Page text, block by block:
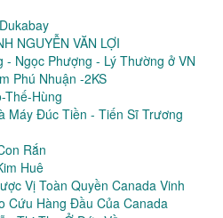
NGUYỄN VĂN LỢI
- Ngọc Phượng - Lý Thường ở VN
Phú Nhuận -2KS
Thế-Hùng
Máy Đúc Tiền - Tiến Sĩ Trương
Rắn
Huê
Vị Toàn Quyền Canada Vinh
Cứu Hàng Đầu Của Canada